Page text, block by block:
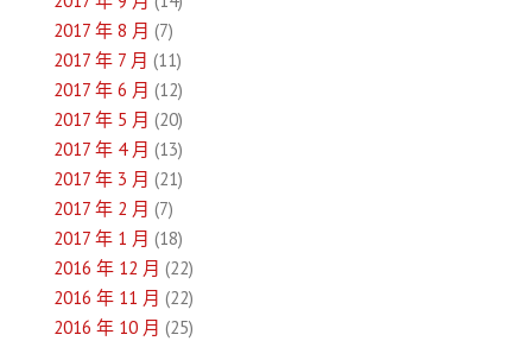
2017 年 8 月 (7)
2017 年 7 月 (11)
2017 年 6 月 (12)
2017 年 5 月 (20)
2017 年 4 月 (13)
2017 年 3 月 (21)
2017 年 2 月 (7)
2017 年 1 月 (18)
2016 年 12 月 (22)
2016 年 11 月 (22)
2016 年 10 月 (25)